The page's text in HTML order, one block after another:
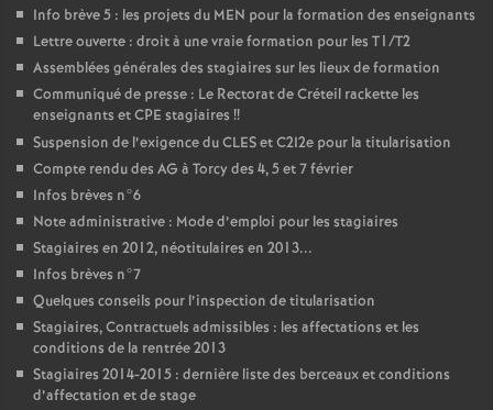
Info brève 5 : les projets du MEN pour la formation des enseignants
Lettre ouverte : droit à une vraie formation pour les T1/T2
Assemblées générales des stagiaires sur les lieux de formation
Communiqué de presse : Le Rectorat de Créteil rackette les
enseignants etCPE stagiaires !!
Suspension de l’exigence duCLESet C2I2e pour la titularisation
Compte rendu des AG à Torcy des 4, 5 et 7 février
Infos brèves n°6
Note administrative : Mode d’emploi pour les stagiaires
Stagiaires en 2012, néotitulaires en 2013...
Infos brèves n°7
Quelques conseils pour l’inspection de titularisation
Stagiaires, Contractuels admissibles : les affectations et les
conditions de la rentrée 2013
Stagiaires 2014-2015 : dernière liste des berceaux et conditions
d’affectation et de stage